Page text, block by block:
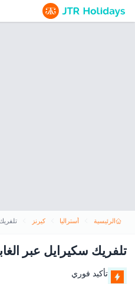
الرئيسية أستراليا كيرنز
تلفريك سكيرايل عبر
تأكيد فوري